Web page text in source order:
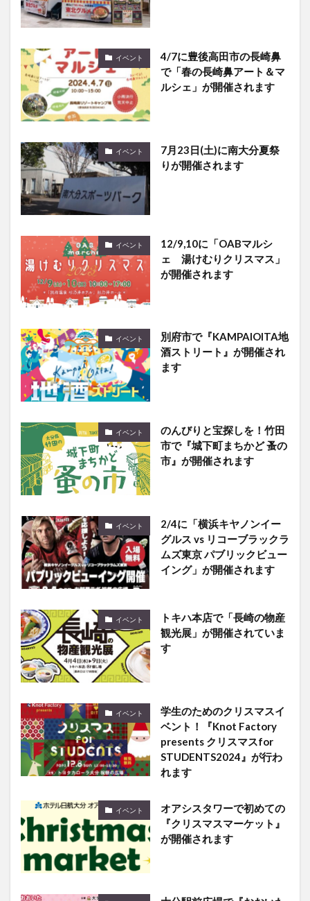
イベント
4/7に豊後高田市の長崎鼻
で「春の長崎鼻アート＆マ
ルシェ」が開催されます
イベント
7月23日(土)に南大分夏祭
りが開催されます
イベント
12/9,10に「OABマルシ
ェ 湯けむりクリスマス」
が開催されます
イベント
別府市で『KAMPAIOITA地
酒ストリート』が開催され
ます
イベント
のんびりと宝探しを！竹田
市で『城下町まちかど 蚤の
市』が開催されます
イベント
2/4に「横浜キヤノンイー
グルス vs リコーブラックラ
ムズ東京 パブリックビュー
イング」が開催されます
イベント
トキハ本店で「長崎の物産
観光展」が開催されていま
す
イベント
学生のためのクリスマスイ
ベント！『Knot Factory
presents クリスマスfor
STUDENTS2024』が行わ
れます
イベント
オアシスタワーで初めての
『クリスマスマーケット』
が開催されます